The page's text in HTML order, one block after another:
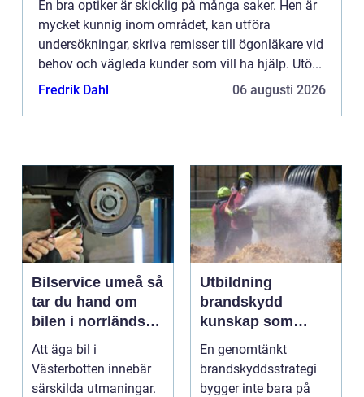
En bra optiker är skicklig på många saker. Hen är
mycket kunnig inom området, kan utföra
undersökningar, skriva remisser till ögonläkare vid
behov och vägleda kunder som vill ha hjälp. Utö...
Fredrik Dahl
06 augusti 2026
Bilservice umeå så
tar du hand om
bilen i norrländskt
klimat
Att äga bil i
Västerbotten innebär
särskilda utmaningar.
Utbildning
brandskydd
kunskap som
räddar liv och
skyddar
verksamheter
En genomtänkt
brandskyddsstrategi
bygger inte bara på